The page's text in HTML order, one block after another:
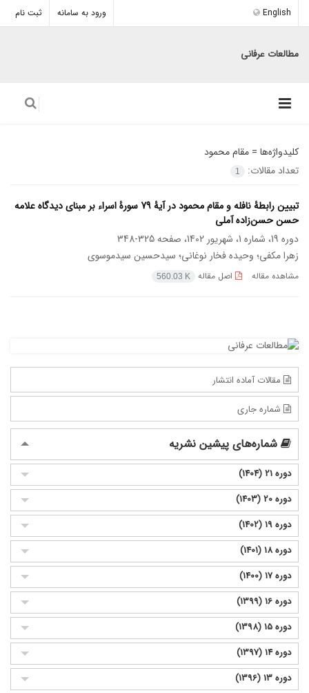
ورود به سامانه ثبت نام English
مطالعات عرفانی
کلیدواژه‌ها = مقام محمود
تعداد مقالات:
1
تبیین رابطۀ نافله و مقام محمود در آیۀ 79 سورۀ اسراء بر مبنای دیدگاه علامه
حسن حسن‌زاده آملی
دوره 19، شماره 1، شهریور 1402، صفحه
325-348
زهرا مکفی؛ وحیده فخار نوغانی؛ سیدحسین سیدموسوی
مشاهده مقاله اصل مقاله 560.03 K
مقالات آماده انتشار
شماره جاری
شماره‌های پیشین نشریه
دوره 21 (1404)
دوره 20 (1403)
دوره 19 (1402)
دوره 18 (1401)
دوره 17 (1400)
دوره 16 (1399)
دوره 15 (1398)
دوره 14 (1397)
دوره 13 (1396)